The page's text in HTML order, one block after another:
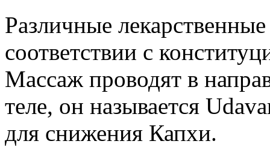
Различные
соответствии с
Массаж проводят в
теле, он называется
для снижения Капхи.